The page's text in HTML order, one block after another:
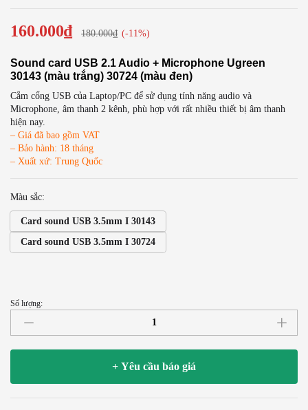
160.000₫ 180.000₫ (-11%)
Sound card USB 2.1 Audio + Microphone Ugreen
30143 (màu trắng) 30724 (màu đen)
Cắm cổng USB của Laptop/PC để sử dụng tính năng audio và
Microphone, âm thanh 2 kênh, phù hợp với rất nhiều thiết bị âm thanh
hiện nay.
– Giá đã bao gồm VAT
– Bảo hành: 18 tháng
– Xuất xứ: Trung Quốc
Màu sắc:
Card sound USB 3.5mm I 30143
Card sound USB 3.5mm I 30724
Card
sound
Số lượng:
+ Yêu cầu báo giá